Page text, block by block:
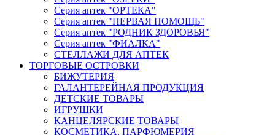
Серия аптек "ОРТЕКА"
Серия аптек "ПЕРВАЯ ПОМОЩЬ"
Серия аптек "РОДНИК ЗДОРОВЬЯ"
Серия аптек "ФИАЛКА"
СТЕЛЛАЖИ ДЛЯ АПТЕК
ТОРГОВЫЕ ОСТРОВКИ
БИЖУТЕРИЯ
ГАЛАНТЕРЕЙНАЯ ПРОДУКЦИЯ
ДЕТСКИЕ ТОВАРЫ
ИГРУШКИ
КАНЦЕЛЯРСКИЕ ТОВАРЫ
КОСМЕТИКА, ПАРФЮМЕРИЯ